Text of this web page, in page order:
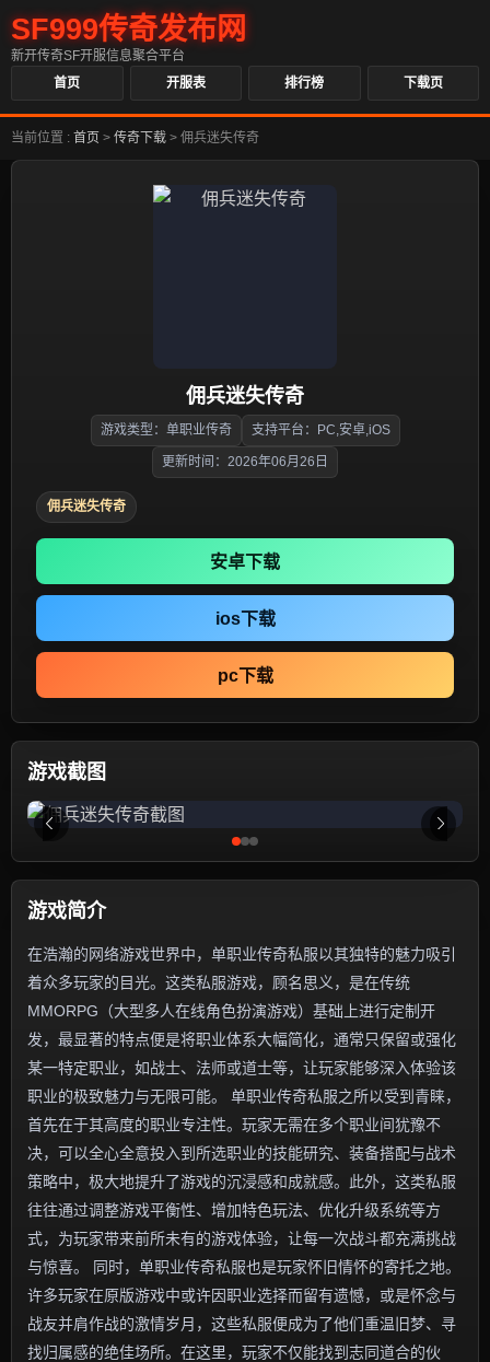
SF999传奇发布网
新开传奇SF开服信息聚合平台
首页
开服表 排行榜 下载页
当前位置 : 首页 > 传奇下载 > 佣兵迷失传奇
佣兵迷失传奇
游戏类型：单职业传奇 支持平台：PC,安卓,iOS
更新时间：2026年06月26日
佣兵迷失传奇
安卓下载
ios下载
pc下载
游戏截图
游戏简介
在浩瀚的网络游戏世界中，单职业传奇私服以其独特的魅力吸引
着众多玩家的目光。这类私服游戏，顾名思义，是在传统
MMORPG（大型多人在线角色扮演游戏）基础上进行定制开
发，最显著的特点便是将职业体系大幅简化，通常只保留或强化
某一特定职业，如战士、法师或道士等，让玩家能够深入体验该
职业的极致魅力与无限可能。 单职业传奇私服之所以受到青睐，
首先在于其高度的职业专注性。玩家无需在多个职业间犹豫不
决，可以全心全意投入到所选职业的技能研究、装备搭配与战术
策略中，极大地提升了游戏的沉浸感和成就感。此外，这类私服
往往通过调整游戏平衡性、增加特色玩法、优化升级系统等方
式，为玩家带来前所未有的游戏体验，让每一次战斗都充满挑战
与惊喜。 同时，单职业传奇私服也是玩家怀旧情怀的寄托之地。
许多玩家在原版游戏中或许因职业选择而留有遗憾，或是怀念与
战友并肩作战的激情岁月，这些私服便成为了他们重温旧梦、寻
找归属感的绝佳场所。在这里，玩家不仅能找到志同道合的伙